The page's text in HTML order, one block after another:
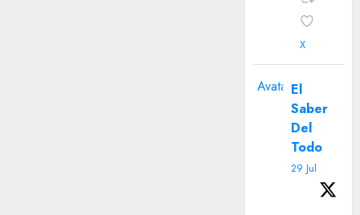
X
Avatar El
Saber
Del
Todo
29 Jul